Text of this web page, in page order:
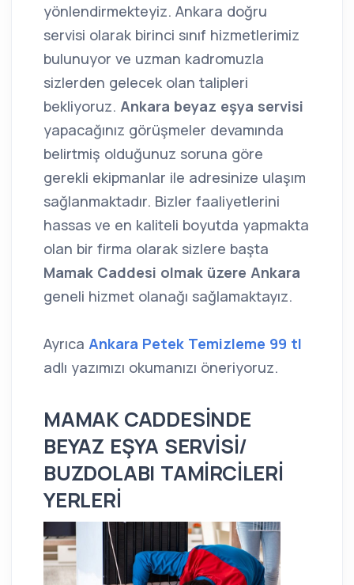
yönlendirmekteyiz. Ankara doğru
servisi olarak birinci sınıf hizmetlerimiz
bulunuyor ve uzman kadromuzla
sizlerden gelecek olan talipleri
bekliyoruz. Ankara beyaz eşya servisi
yapacağınız görüşmeler devamında
belirtmiş olduğunuz soruna göre
gerekli ekipmanlar ile adresinize ulaşım
sağlanmaktadır. Bizler faaliyetlerini
hassas ve en kaliteli boyutda yapmakta
olan bir firma olarak sizlere başta
Mamak Caddesi olmak üzere Ankara
geneli hizmet olanağı sağlamaktayız.
Ayrıca Ankara Petek Temizleme 99 tl
adlı yazımızı okumanızı öneriyoruz.
MAMAK CADDESİNDE
BEYAZ EŞYA SERVİSİ/
BUZDOLABI TAMİRCİLERİ
YERLERİ